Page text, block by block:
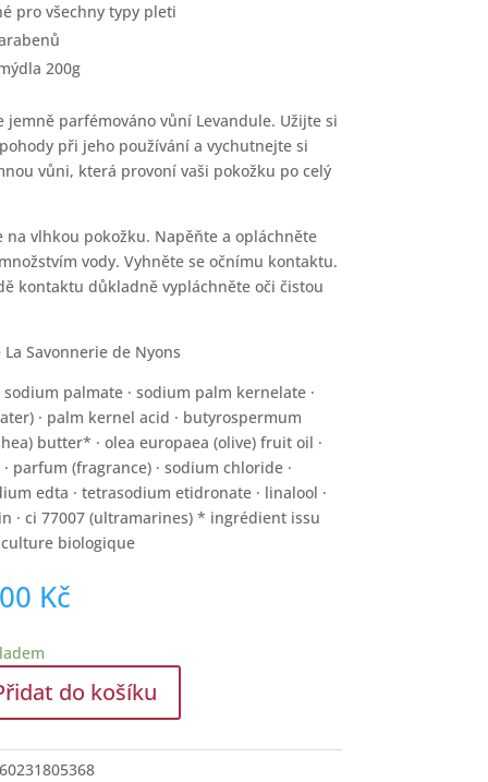
pro všechny typy pleti
200g
jemně parfémováno vůní Levandule. Užijte si
při jeho používání a vychutnejte si
vůni, která provoní vaši pokožku po celý
na vlhkou pokožku. Napěňte a opláchněte
vody. Vyhněte se očnímu kontaktu.
kontaktu důkladně vypláchněte oči čistou
La Savonnerie de Nyons
sodium palmate · sodium palm kernelate ·
· palm kernel acid · butyrospermum
butter* · olea europaea (olive) fruit oil ·
parfum (fragrance) · sodium chloride ·
edta · tetrasodium etidronate · linalool ·
· ci 77007 (ultramarines) * ingrédient issu
biologique
Kč
do košíku